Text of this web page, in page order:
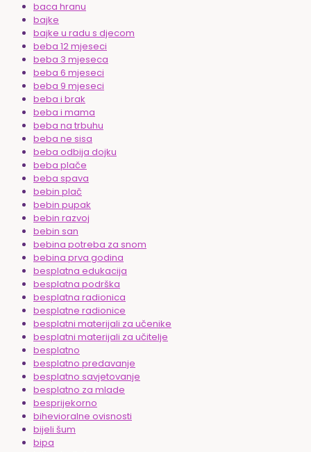
baca hranu
bajke
bajke u radu s djecom
beba 12 mjeseci
beba 3 mjeseca
beba 6 mjeseci
beba 9 mjeseci
beba i brak
beba i mama
beba na trbuhu
beba ne sisa
beba odbija dojku
beba plače
beba spava
bebin plač
bebin pupak
bebin razvoj
bebin san
bebina potreba za snom
bebina prva godina
besplatna edukacija
besplatna podrška
besplatna radionica
besplatne radionice
besplatni materijali za učenike
besplatni materijali za učitelje
besplatno
besplatno predavanje
besplatno savjetovanje
besplatno za mlade
besprijekorno
bihevioralne ovisnosti
bijeli šum
bipa